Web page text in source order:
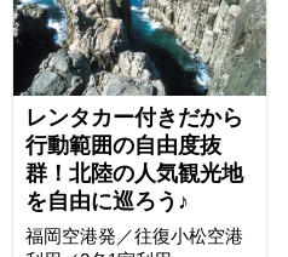
レンタカー付きだから
行動範囲の自由度抜
群！北陸の人気観光地
を自由に巡ろう♪
福岡空港発／往復小松空港